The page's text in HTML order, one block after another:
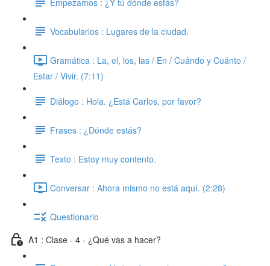
Vocabularios : Lugares de la ciudad.
Gramática : La, el, los, las / En / Cuándo y Cuánto /
Estar / Vivir. (7:11)
Diálogo : Hola. ¿Está Carlos, por favor?
Frases : ¿Dónde estás?
Texto : Estoy muy contento.
Conversar : Ahora mismo no está aquí. (2:28)
Questionario
A1 : Clase - 4 - ¿Qué vas a hacer?